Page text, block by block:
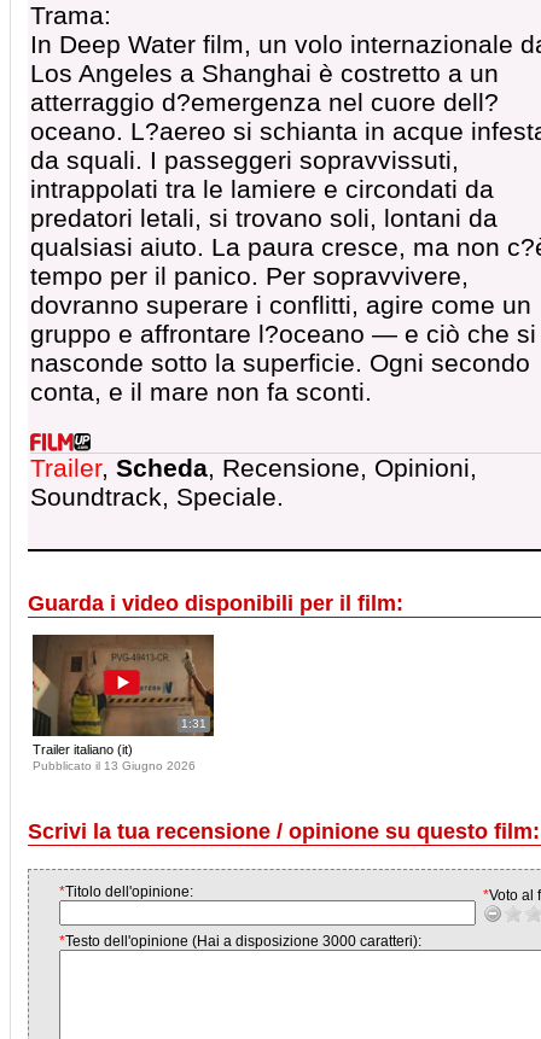
Trama:
In Deep Water film, un volo internazionale
Los Angeles a Shanghai è costretto a un
atterraggio d?emergenza nel cuore dell?
oceano. L?aereo si schianta in acque
da squali. I passeggeri sopravvissuti,
intrappolati tra le lamiere e circondati da
predatori letali, si trovano soli, lontani da
qualsiasi aiuto. La paura cresce, ma non
tempo per il panico. Per sopravvivere,
dovranno superare i conflitti, agire come un
gruppo e affrontare l?oceano — e ciò che si
nasconde sotto la superficie. Ogni secondo
conta, e il mare non fa sconti.
Trailer, Scheda, Recensione, Opinioni,
Soundtrack, Speciale.
Guarda i video disponibili per il film:
1:31
Trailer italiano (it)
Pubblicato il 13 Giugno 2026
Scrivi la tua recensione / opinione su questo
*Titolo dell'opinione: *Voto al
*Testo dell'opinione (Hai a disposizione 3000 caratteri):